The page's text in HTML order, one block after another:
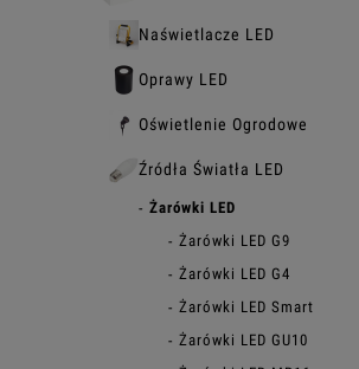
Naświetlacze LED
Oprawy LED
Oświetlenie Ogrodowe
Źródła Światła LED
Żarówki LED
Żarówki LED G9
Żarówki LED G4
Żarówki LED Smart
Żarówki LED GU10